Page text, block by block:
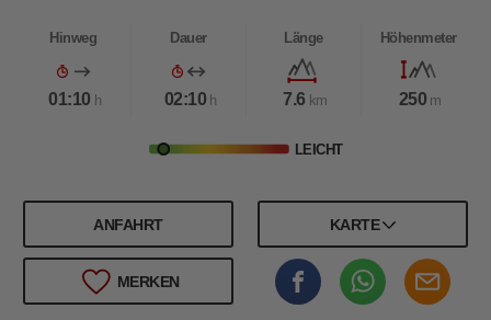
Hinweg
01:10 h
Dauer
02:10 h
Länge
7.6 km
Höhenmeter
250 m
LEICHT
ANFAHRT KARTE
MERKEN